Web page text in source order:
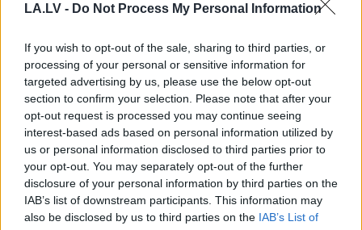
LA.LV - Do Not Process My Personal Information
If you wish to opt-out of the sale, sharing to third parties, or
processing of your personal or sensitive information for
targeted advertising by us, please use the below opt-out
section to confirm your selection. Please note that after your
opt-out request is processed you may continue seeing
interest-based ads based on personal information utilized by
us or personal information disclosed to third parties prior to
your opt-out. You may separately opt-out of the further
disclosure of your personal information by third parties on the
IAB’s list of downstream participants. This information may
also be disclosed by us to third parties on the IAB’s List of
LASĪTĀKIE
ceļiem: turam īkšķus, lai neatrodi sarakstā
savu auto
Viņu skatiens “izurbjas” citiem cauri: 3
datumi, kuros dzimušos mēdz uzskatīt
par biedējošiem
FOTO.“Vai tas ir normāli?” Guntars veikalā
nopērk tomātu, taču, pārgriežot to uz
pusēm, viņu sagaida pārsteigums